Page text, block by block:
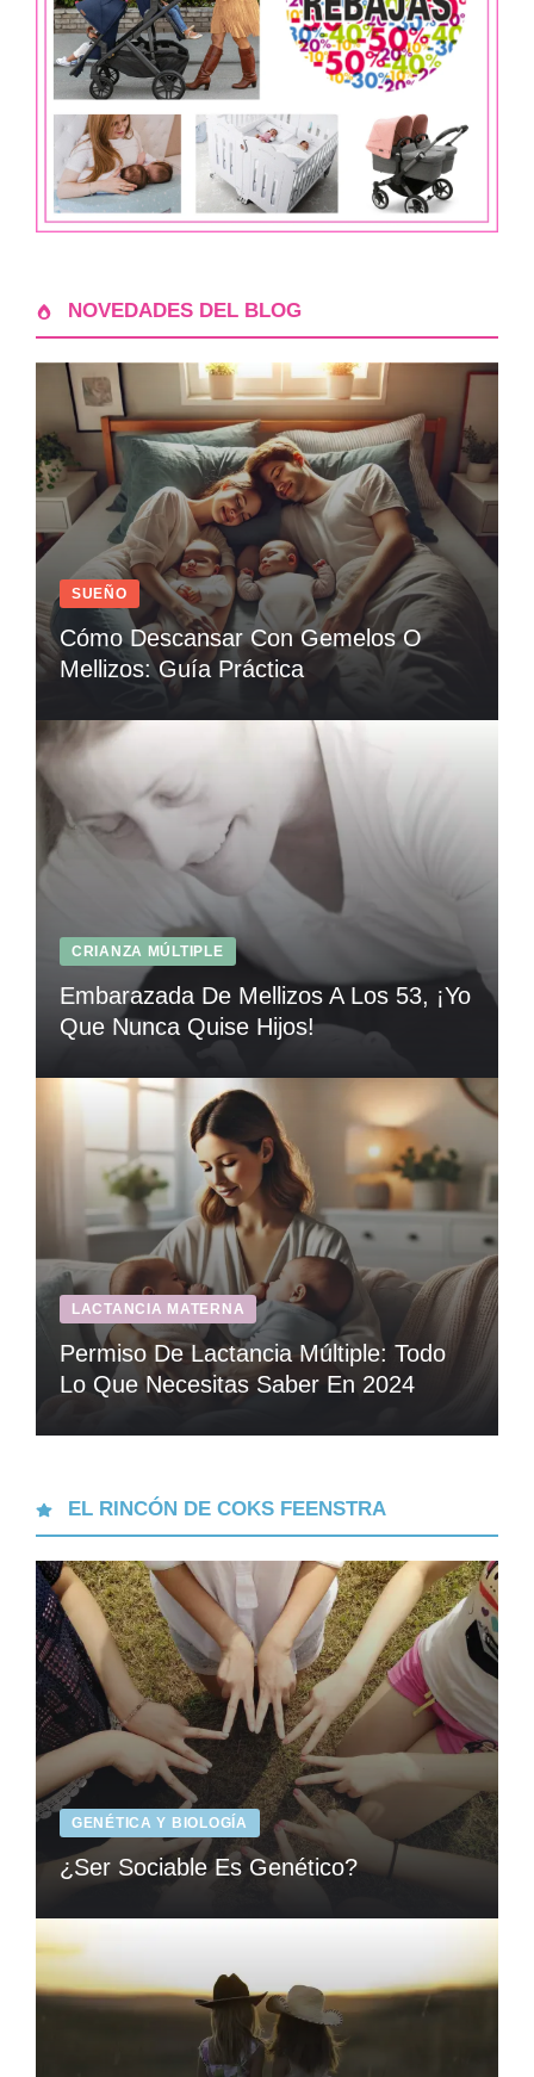
NOVEDADES DEL BLOG
SUEÑO
Cómo Descansar Con Gemelos O
Mellizos: Guía Práctica
CRIANZA MÚLTIPLE
Embarazada De Mellizos A Los 53, ¡Yo
Que Nunca Quise Hijos!
LACTANCIA MATERNA
Permiso De Lactancia Múltiple: Todo
Lo Que Necesitas Saber En 2024
EL RINCÓN DE COKS FEENSTRA
GENÉTICA Y BIOLOGÍA
¿Ser Sociable Es Genético?